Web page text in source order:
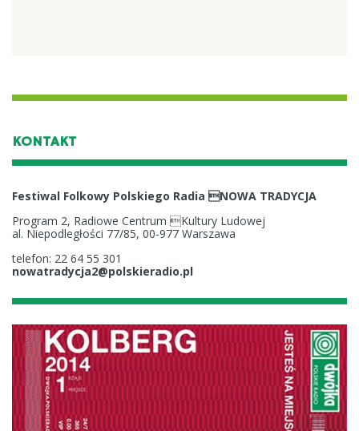
KONTAKT
Festiwal Folkowy Polskiego Radia NOWA TRADYCJA
Program 2, Radiowe Centrum Kultury Ludowej
al. Niepodległości 77/85, 00-977 Warszawa
telefon: 22 64 55 301
nowatradycja2@polskieradio.pl